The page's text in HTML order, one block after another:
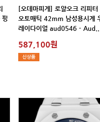
레이다이얼 aud0546 - Aud..
587,100원